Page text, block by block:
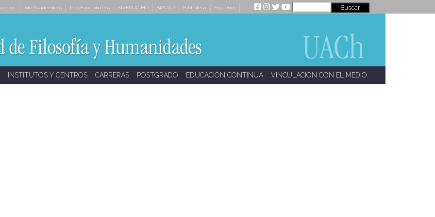
Info Académicos Info Funcionarios SIVEDUC MD SIACAD Biblioteca Síguenos
INSTITUTOS Y CENTROS CARRERAS POSTGRADO EDUCACIÓN CONTINUA VINCULACIÓN CON EL MEDIO